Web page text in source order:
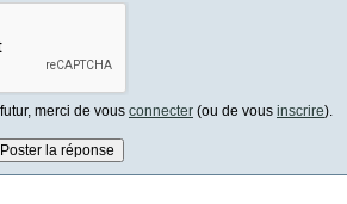
merci de vous connecter (ou de vous inscrire).